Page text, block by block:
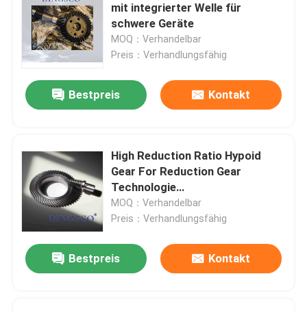
Kontakt mit uns
Neuigkeiten
Fälle
Angebot anfordern
Industrielle Getriebe nach Maßgabe
Schleifwerkzeug
mit integrierter Welle für
schwere Geräte
MOQ：Verhandelbar
Preis：Verhandlungsfähig
Bestpreis Kontakt
High Reduction Ratio Hypoid
Gear For Reduction Gear
Technologie
Getriebeverhältnisse Herstellung
MOQ：Verhandelbar
Preis：Verhandlungsfähig
Bestpreis Kontakt